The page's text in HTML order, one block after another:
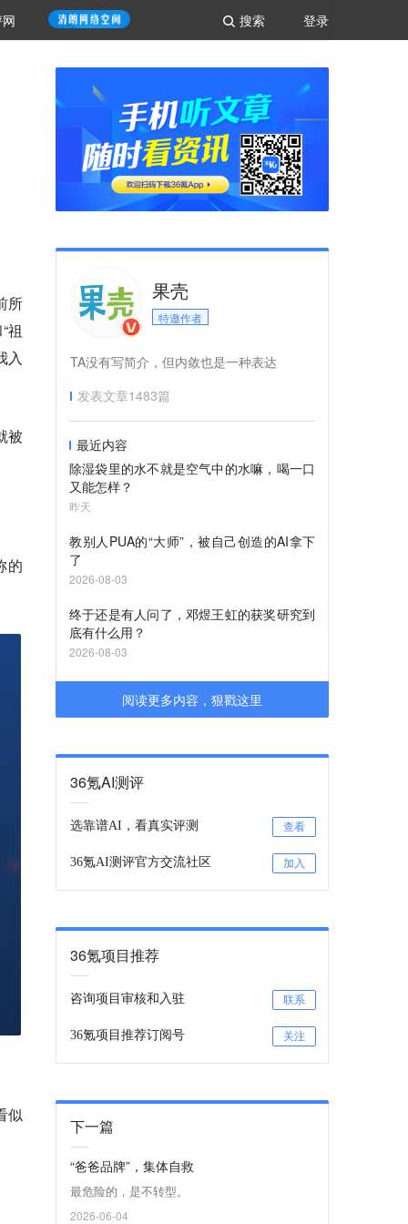
登录
搜索
所
祖
入
被
的
似
果壳
特邀作者
TA没有写简介，但内敛也是一种表达
发表文章1483篇
最近内容
除湿袋里的水不就是空气中的水嘛，喝一口
又能怎样？
昨天
教别人PUA的“大师”，被自己创造的AI拿下
了
2026-08-03
终于还是有人问了，邓煜王虹的获奖研究到
底有什么用？
2026-08-03
阅读更多内容，狠戳这里
36氪AI测评
选靠谱AI，看真实评测 查看
36氪AI测评官方交流社区 加入
36氪项目推荐
咨询项目审核和入驻 联系
36氪项目推荐订阅号 关注
下一篇
“爸爸品牌”，集体自救
最危险的，是不转型。
2026-06-04